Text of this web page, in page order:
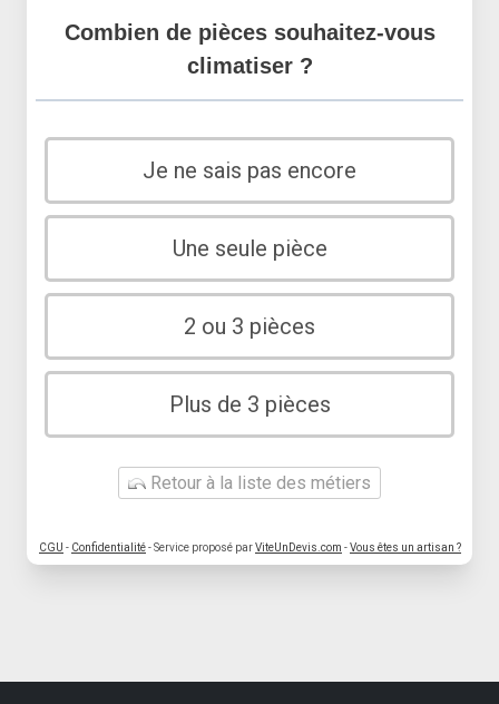
Combien de pièces souhaitez-vous
climatiser ?
Je ne sais pas encore
Une seule pièce
2 ou 3 pièces
Plus de 3 pièces
Retour à la liste des métiers
CGU - Confidentialité- Service proposé parViteUnDevis.com -Vous êtes un artisan ?